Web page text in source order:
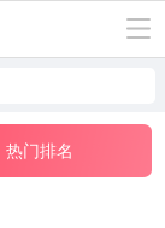
热门排名